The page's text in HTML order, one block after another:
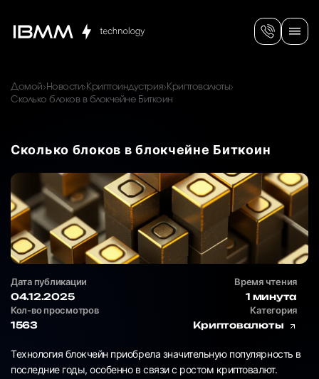
Домой Новости Криптоиндустрия Криптовалюты
Сколько блоков в блокчейне Биткоин
Сколько блоков в блокчейне Биткоин
Дата публикации
04.12.2025
Время чтения
1 минута
Кол-во просмотров
1563
Категория
Криптовалюты
Технология блокчейн приобрела значительную популярность в
последние годы, особенно в связи с ростом криптовалют.